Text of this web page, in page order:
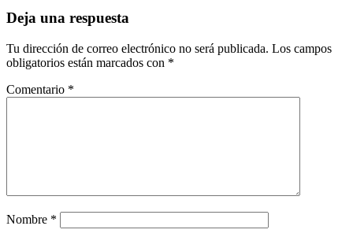
Deja una respuesta
Tu dirección de correo electrónico no será publicada. Los campos
obligatorios están marcados con *
Comentario *
Nombre *